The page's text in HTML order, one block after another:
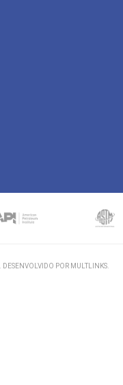
DESENVOLVIDO POR MULTLINKS.